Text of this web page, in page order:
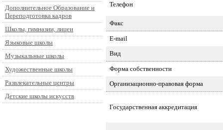
Дополнительное Образование и
Переподготовка кадров
Школы, гимназии, лицеи
Языковые школы
Музыкальные школы
Художественные школы
Развлекательные центры
Детские школы искусств
Телефон
Факс
E-mail
Вид
Форма собственности
Организационно-правовая форма
Государственная аккредитация